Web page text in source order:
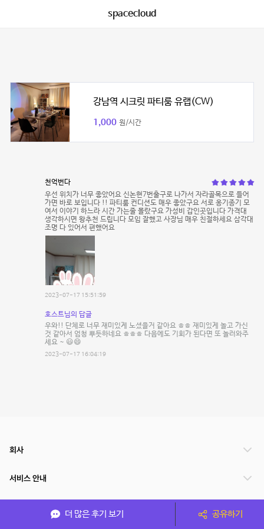
spacecloud
강남역 시크릿 파티룸 유랩(CW)
1,000 원/시간
천억번다
우선 위치가 너무 좋았어요 신논현7번출구로 나가서 자라골목으로 들어
가면 바로 보입니다 !! 파티룸 컨디션도 매우 좋았구요 서로 옹기종기 모
여서 이야기 하느라 시간 가는줄 몰랐구요 가성비 갑인곳입니다 가격대
생각하시면 왕추천 드립니다 모임 잘했고 사장님 매우 친절하세요 삼각대
조명 다 있어서 편했어요
2023-07-17 15:51:59
호스트님의 답글
우와!! 단체로 너무 재미있게 노셨을거 같아요 ㅎㅎ 재미있게 놀고 가신
것 같아서 엄청 뿌듯하네요 ㅎㅎㅎ 다음에도 기회가 된다면 또 놀러와주
세요 ~ 😃😄
2023-07-17 16:04:19
더 많은 후기 보기 공유하기
회사
서비스 안내